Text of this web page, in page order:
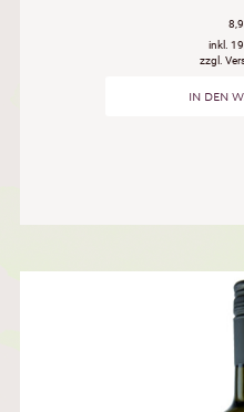
inkl. 19
zzgl.
IN DEN